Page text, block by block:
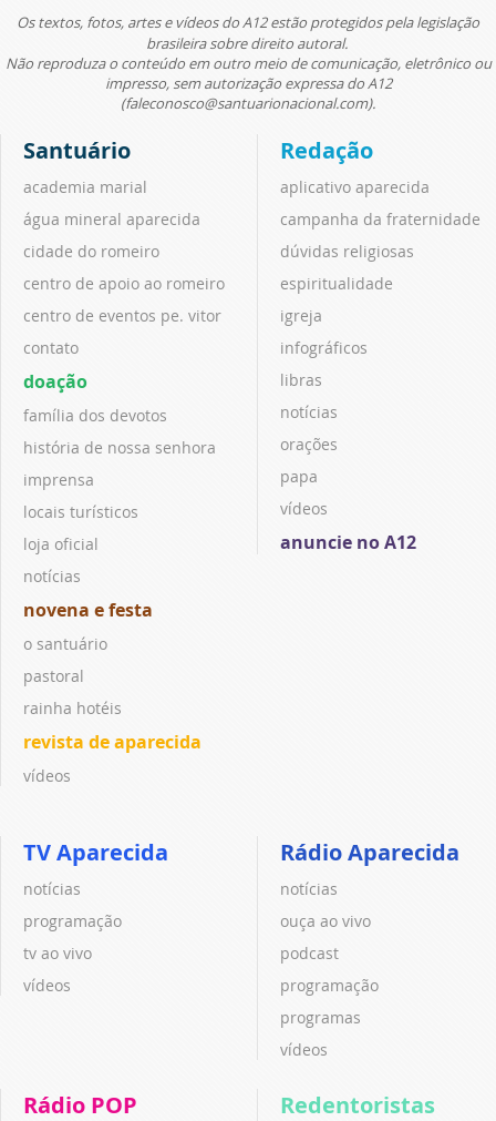
Os textos, fotos, artes e vídeos do A12 estão protegidos pela legislação
brasileira sobre direito autoral.
Não reproduza o conteúdo em outro meio de comunicação, eletrônico ou
impresso, sem autorização expressa do A12
(faleconosco@santuarionacional.com).
Santuário
academia marial
água mineral aparecida
cidade do romeiro
centro de apoio ao romeiro
centro de eventos pe. vitor
contato
doação
família dos devotos
história de nossa senhora
imprensa
locais turísticos
loja oficial
notícias
novena e festa
o santuário
pastoral
rainha hotéis
revista de aparecida
vídeos
Redação
aplicativo aparecida
campanha da fraternidade
dúvidas religiosas
espiritualidade
igreja
infográficos
libras
notícias
orações
papa
vídeos
anuncie no A12
TV Aparecida
notícias
programação
tv ao vivo
vídeos
Rádio Aparecida
notícias
ouça ao vivo
podcast
programação
programas
vídeos
Rádio POP Redentoristas